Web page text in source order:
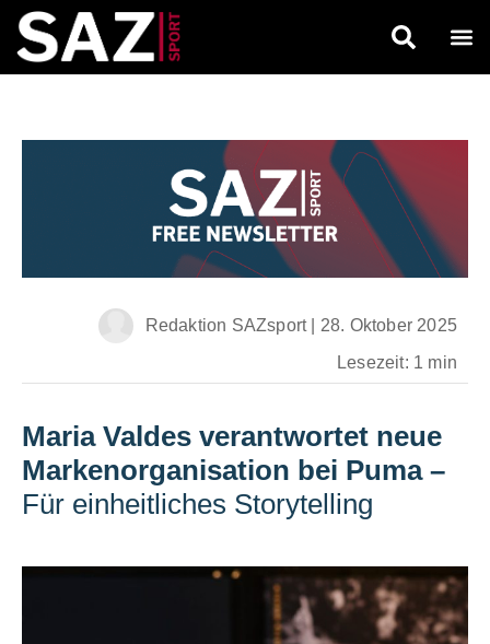
Redaktion SAZsport
28. Oktober 2025
Lesezeit: 1 min
Maria Valdes verantwortet neue
Markenorganisation bei Puma –
Für einheitliches Storytelling